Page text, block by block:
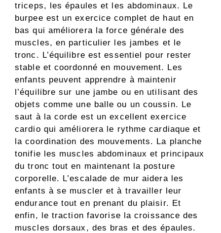
triceps, les épaules et les abdominaux. Le
burpee est un exercice complet de haut en
bas qui améliorera la force générale des
muscles, en particulier les jambes et le
tronc. L’équilibre est essentiel pour rester
stable et coordonné en mouvement. Les
enfants peuvent apprendre à maintenir
l’équilibre sur une jambe ou en utilisant des
objets comme une balle ou un coussin. Le
saut à la corde est un excellent exercice
cardio qui améliorera le rythme cardiaque et
la coordination des mouvements. La planche
tonifie les muscles abdominaux et principaux
du tronc tout en maintenant la posture
corporelle. L’escalade de mur aidera les
enfants à se muscler et à travailler leur
endurance tout en prenant du plaisir. Et
enfin, le traction favorise la croissance des
muscles dorsaux, des bras et des épaules.